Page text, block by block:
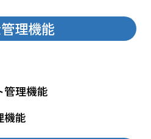
理機能
管理機能
機能